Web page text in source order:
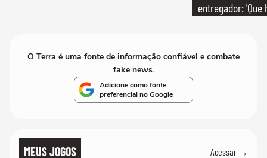
entregador: 'Que
O Terra é uma fonte de informação confiável e combate
fake news.
Adicione como fonte
preferencial no Google
MEUS JOGOS Acessar →